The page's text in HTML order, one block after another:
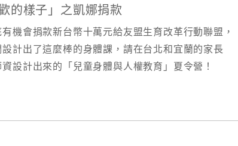
的樣子」​之凱娜捐款
機會捐款新台幣十萬元給友盟生育改革行動聯盟，
計出了這麼棒的身體課，請在台北和宜蘭的家長
設計出來的「兒童身體與人權教育」夏令營！